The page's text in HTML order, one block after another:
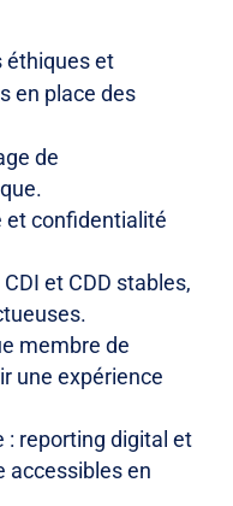
éthiques et
en place des
de
et confidentialité
et CDD stables,
membre de
une expérience
: reporting digital et
accessibles en